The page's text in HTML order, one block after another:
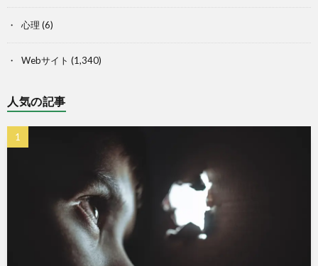
心理 (6)
Webサイト (1,340)
人気の記事